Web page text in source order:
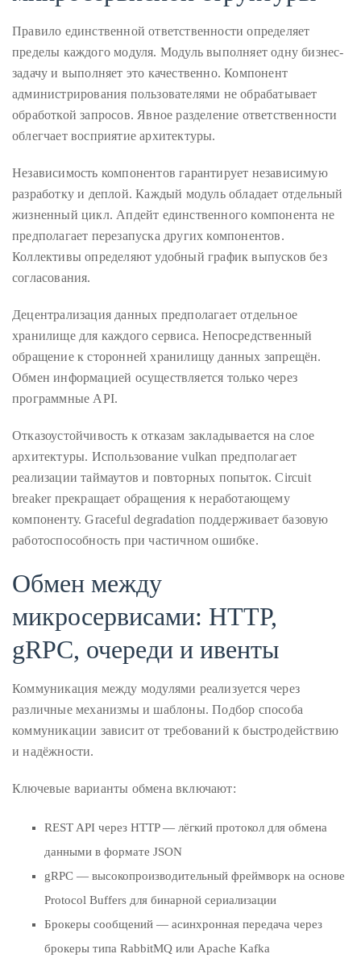
up
with
celebrities
ranging
from
David
Kit
Harrington,
Lady
Gaga
and
Jennifer
to
Tony
Bennett,
Joan
Collins,
Zoe
Sigourney
and
Princess
Cecile
zu
Hohenlohe-
a
READ
MORE
Contact
Правило единственной ответственности определяет
пределы каждого модуля. Модуль выполняет одну бизнес-
задачу и выполняет это качественно. Компонент
администрирования пользователями не обрабатывает
обработкой запросов. Явное разделение ответственности
облегчает восприятие архитектуры.
Независимость компонентов гарантирует независимую
разработку и деплой. Каждый модуль обладает отдельный
жизненный цикл. Апдейт единственного компонента не
предполагает перезапуска других компонентов.
Коллективы определяют удобный график выпусков без
согласования.
Децентрализация данных предполагает отдельное
хранилище для каждого сервиса. Непосредственный
обращение к сторонней хранилищу данных запрещён.
Обмен информацией осуществляется только через
программные API.
Отказоустойчивость к отказам закладывается на слое
архитектуры. Использование vulkan предполагает
реализации таймаутов и повторных попыток. Circuit
breaker прекращает обращения к неработающему
компоненту. Graceful degradation поддерживает базовую
работоспособность при частичном ошибке.
Обмен между
микросервисами: HTTP,
gRPC, очереди и ивенты
Коммуникация между модулями реализуется через
различные механизмы и шаблоны. Подбор способа
коммуникации зависит от требований к быстродействию
и надёжности.
Ключевые варианты обмена включают:
REST API через HTTP — лёгкий протокол для обмена
данными в формате JSON
gRPC — высокопроизводительный фреймворк на основе
Protocol Buffers для бинарной сериализации
Брокеры сообщений — асинхронная передача через
брокеры типа RabbitMQ или Apache Kafka